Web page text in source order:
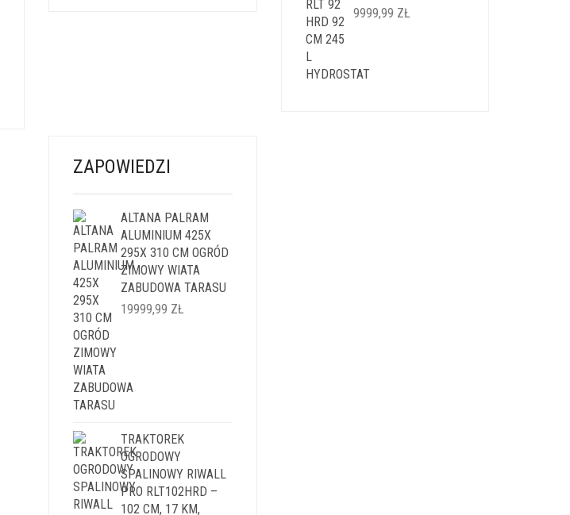
9999,99 ZŁ
ZAPOWIEDZI
ALTANA PALRAM
ALUMINIUM 425X
295X 310 CM OGRÓD
ZIMOWY WIATA
ZABUDOWA TARASU
19999,99 ZŁ
TRAKTOREK
OGRODOWY
SPALINOWY RIWALL
PRO RLT102HRD –
102 CM, 17 KM,